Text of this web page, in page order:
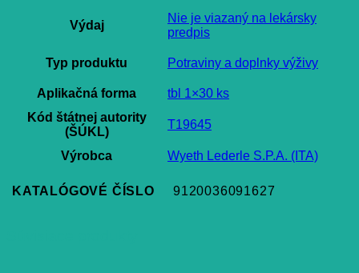
Výdaj
Nie je viazaný na lekársky
predpis
Typ produktu Potraviny a doplnky výživy
Aplikačná forma
tbl 1×30 ks
Kód štátnej autority
(ŠÚKL)
T19645
Výrobca Wyeth Lederle S.P.A. (ITA)
KATALÓGOVÉ ČÍSLO 9120036091627